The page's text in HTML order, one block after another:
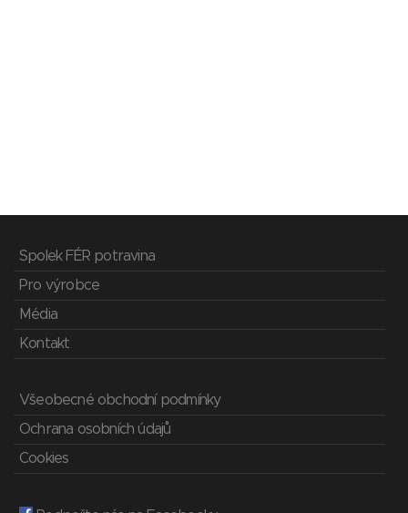
Spolek FÉR potravina
Pro výrobce
Média
Kontakt
Všeobecné obchodní podmínky
Ochrana osobních údajů
Cookies